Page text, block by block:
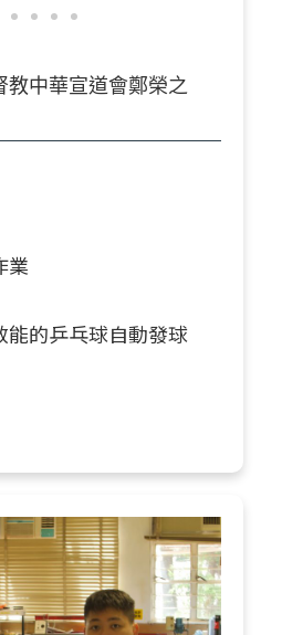
教中華宣道會鄭榮之
業
能的乒乓球自動發球